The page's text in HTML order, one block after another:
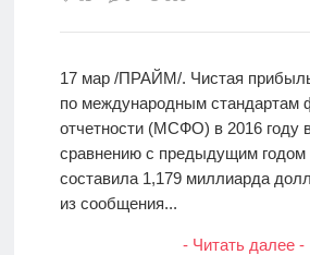
17 мар /ПРАЙМ/. Чистая
по международным стандартам
отчетности (МСФО) в 2016 году
сравнению с предыдущим годом
составила 1,179 миллиарда
из сообщения...
- Читать далее -